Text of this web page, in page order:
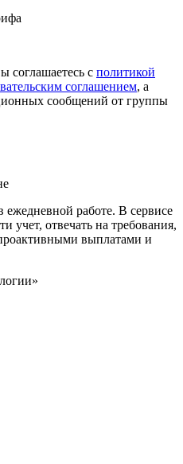
соглашаетесь с политикой
соглашением, а
сообщений от группы
ежедневной работе. В сервисе
учет, отвечать на требования,
выплатами и